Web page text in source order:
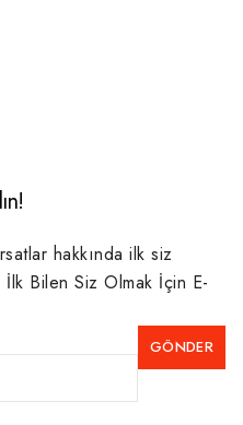
hakkında ilk siz
Bilen Siz Olmak İçin E-